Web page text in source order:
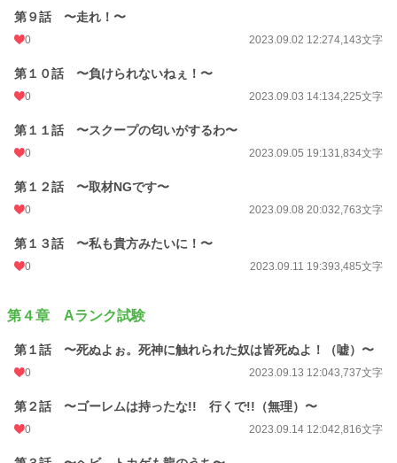
第９話 〜走れ！〜
0 2023.09.02 12:274,143文字
第１０話 〜負けられないねぇ！〜
0 2023.09.03 14:134,225文字
第１１話 〜スクープの匂いがするわ〜
0 2023.09.05 19:131,834文字
第１２話 〜取材NGです〜
0 2023.09.08 20:032,763文字
第１３話 〜私も貴方みたいに！〜
0 2023.09.11 19:393,485文字
第４章 Aランク試験
第１話 〜死ぬよぉ。死神に触れられた奴は皆死ぬよ！（嘘）〜
0 2023.09.13 12:043,737文字
第２話 〜ゴーレムは持ったな!! 行くで!!（無理）〜
0 2023.09.14 12:042,816文字